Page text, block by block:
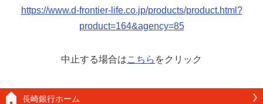
https://www.d-frontier-life.co.jp/products/product.html?
product=164&agency=85
中止する場合はこちら をクリック
長崎銀行ホーム